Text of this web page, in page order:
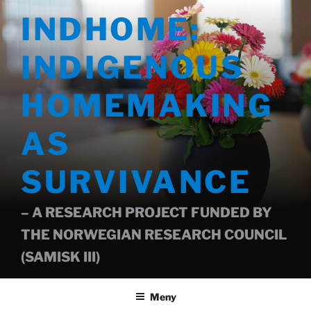
til
innholdINDHOME:
INDIGENOUS
HOMEMAKING
AS
SURVIVANCE
– A RESEARCH PROJECT FUNDED BY
THE NORWEGIAN RESEARCH COUNCIL
(SAMISK III)
Meny